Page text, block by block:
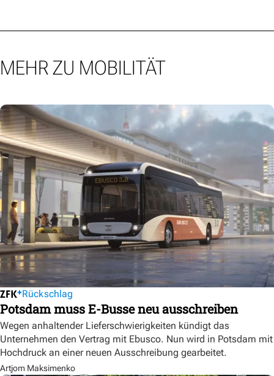
MEHR ZU MOBILITÄT
Rückschlag
Potsdam muss E-Busse neu ausschreiben
Wegen anhaltender Lieferschwierigkeiten kündigt das
Unternehmen den Vertrag mit Ebusco. Nun wird in Potsdam mit
Hochdruck an einer neuen Ausschreibung gearbeitet.
Artjom Maksimenko